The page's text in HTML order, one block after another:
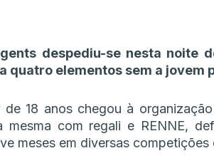
despediu-se nesta noite
quatro elementos sem a jovem
de 18 anos chegou à
mesma com regali e RENNE,
meses em diversas competições